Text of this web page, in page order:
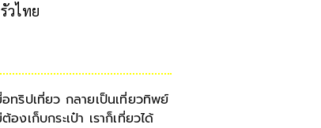
วไทย
อทริปเที่ยว กลายเป็นเที่ยวทิพย์
ต้องเก็บกระเป๋า เราก็เที่ยวได้